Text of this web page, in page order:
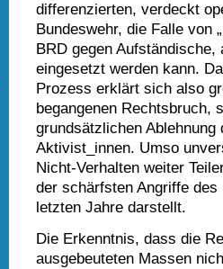
differenzierten, verdeckt
Bundeswehr, die Falle von
BRD gegen
eingesetzt werden kann.
Prozess erklärt sich also
begangenen Rechtsbruch,
grundsätzlichen
Aktivist_innen. Umso
Nicht-Verhalten weiter
der schärfsten Angriffe
letzten Jahre darstellt.
Die Erkenntnis, dass die
ausgebeuteten Massen